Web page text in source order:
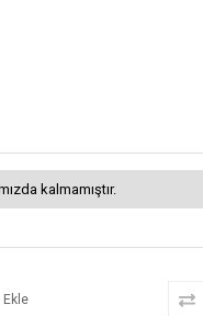
kalmamıştır.